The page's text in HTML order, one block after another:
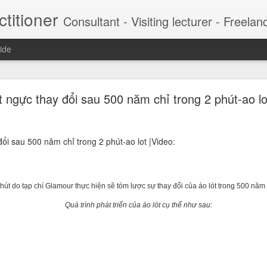
ngực thay đổi sau 500 năm chỉ trong 2 phút-ao
sau 500 năm chỉ trong 2 phút-ao lot |Video:
do tạp chí Glamour thực hiện sẽ tóm lược sự thay đổi của áo lót trong 500 năm
Quá trình phát triển của áo lót cụ thể như sau:
Consultant - Visiting lecturer - Freelancer This is the content composed, collected and filtered to provide a critical view to CEO and managers. My DDH Talk weekly series
chảnh của hot boy lừa 57 tỷ đồng (Marketing xây
chảnh luôn gắn với hàng hiệu, du thuyền, du
là Nguyễn Khánh Nguyên) vừa bị Công an TP HCM bắt tạm giam để
Nguyễn được mệnh danh là 'CEO triệu USD' khi xây dựng